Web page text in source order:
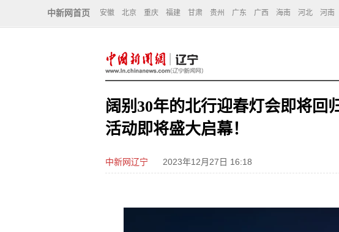
中新网首页 安徽 北京 重庆 福建 甘肃 贵州 广东 广西 海南 河北 河南
阔别30年的北行迎春灯会即将回
活动即将盛大启幕！
中新网辽宁 2023年12月27日 16:18